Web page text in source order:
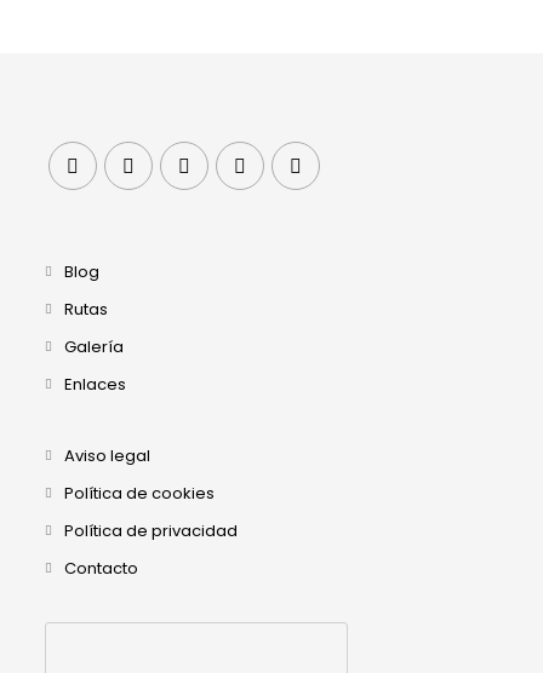
Blog
Rutas
Galería
Enlaces
Aviso legal
Política de cookies
Política de privacidad
Contacto